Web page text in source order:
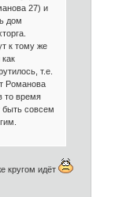
27) и
дом
к тому же
т.е.
Романова
то время
быть совсем
кругом идёт